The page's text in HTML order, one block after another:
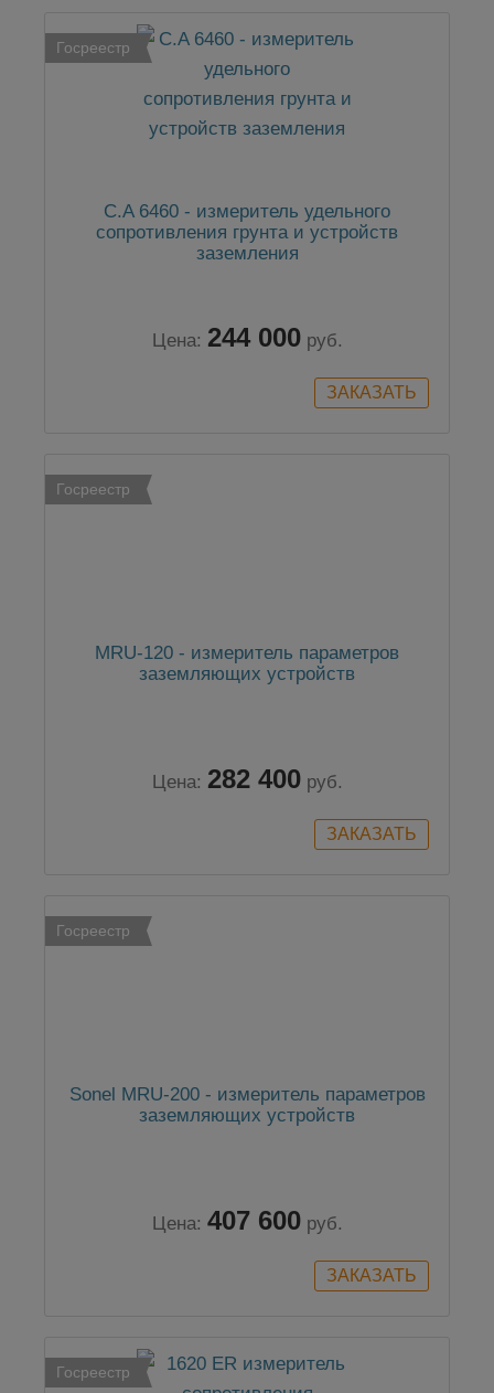
Госреестр
C.A 6460 - измеритель удельного
сопротивления грунта и устройств
заземления
Цена: 244 000 руб.
Госреестр
MRU-120 - измеритель параметров
заземляющих устройств
Цена: 282 400 руб.
Госреестр
Sonel MRU-200 - измеритель параметров
заземляющих устройств
Цена: 407 600 руб.
Госреестр